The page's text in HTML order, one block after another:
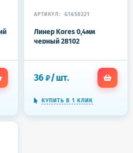
АРТИКУЛ: G1650221
Линер Kores 0,4мм
черный 28102
36 ₽/шт.
КУПИТЬ В 1 КЛИК